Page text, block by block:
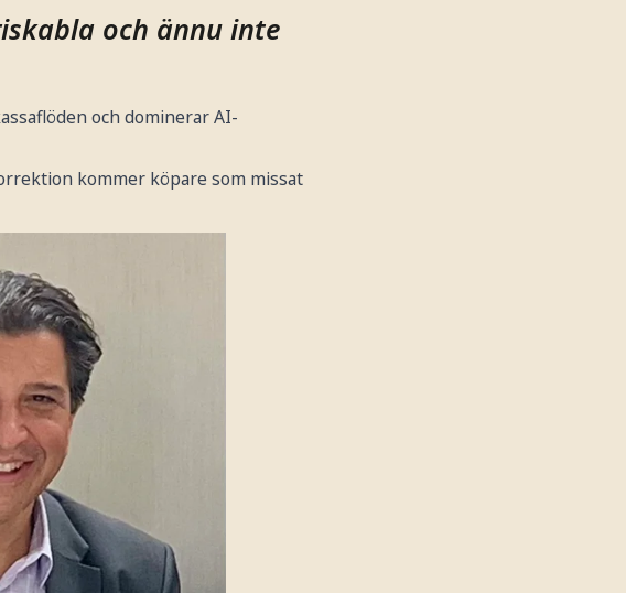
och ännu inte
och dominerar AI-
kommer köpare som missat